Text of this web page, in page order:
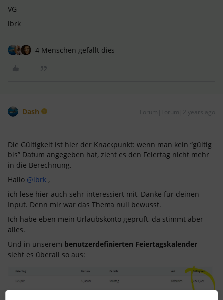
VG
lbrk
4 Menschen gefällt dies
Dash Forum|Forum|2 years ago
Die Gültigkeit ist hier der Knackpunkt: wenn man kein “gültig
bis” Datum angegeben hat, zieht es den Feiertag nicht mehr
in die Berechnung.
Hallo @lbrk ,
ich lese hier auch sehr interessiert mit, Danke für deinen
Input. Denn mir war das Thema null bewusst.
Ich habe eben mein Urlaubskonto geprüft, da stimmt aber
alles.
Und in unserem benutzerdefinierten Feiertagskalender
sieht es überall so aus: